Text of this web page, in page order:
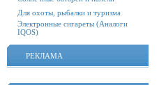
Для охоты, рыбалки и туризма
Электронные сигареты (Аналоги
IQOS)
РЕКЛАМА